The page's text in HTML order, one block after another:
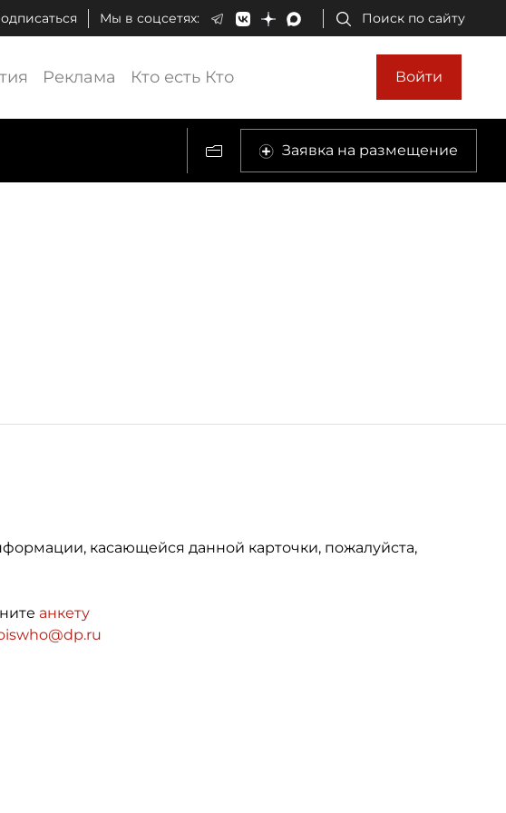
Мы в соцсетях: Поиск по сайту
Реклама Кто есть Кто Войти
Заявка на размещение
касающейся данной карточки, пожалуйста,
анкету